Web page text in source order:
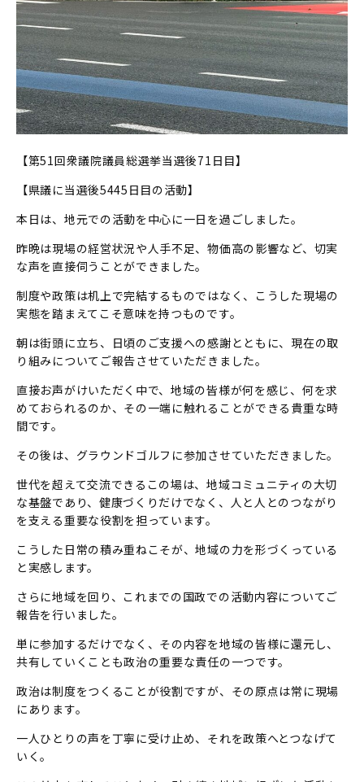
【第51回衆議院議員総選挙当選後71日目】
【県議に当選後5445日目の活動】
本日は、地元での活動を中心に一日を過ごしました。
昨晩は現場の経営状況や人手不足、物価高の影響など、切実
な声を直接伺うことができました。
制度や政策は机上で完結するものではなく、こうした現場の
実態を踏まえてこそ意味を持つものです。
朝は街頭に立ち、日頃のご支援への感謝とともに、現在の取
り組みについてご報告させていただきました。
直接お声がけいただく中で、地域の皆様が何を感じ、何を求
めておられるのか、その一端に触れることができる貴重な時
間です。
その後は、グラウンドゴルフに参加させていただきました。
世代を超えて交流できるこの場は、地域コミュニティの大切
な基盤であり、健康づくりだけでなく、人と人とのつながり
を支える重要な役割を担っています。
こうした日常の積み重ねこそが、地域の力を形づくっている
と実感します。
さらに地域を回り、これまでの国政での活動内容についてご
報告を行いました。
単に参加するだけでなく、その内容を地域の皆様に還元し、
共有していくことも政治の重要な責任の一つです。
政治は制度をつくることが役割ですが、その原点は常に現場
にあります。
一人ひとりの声を丁寧に受け止め、それを政策へとつなげて
いく。